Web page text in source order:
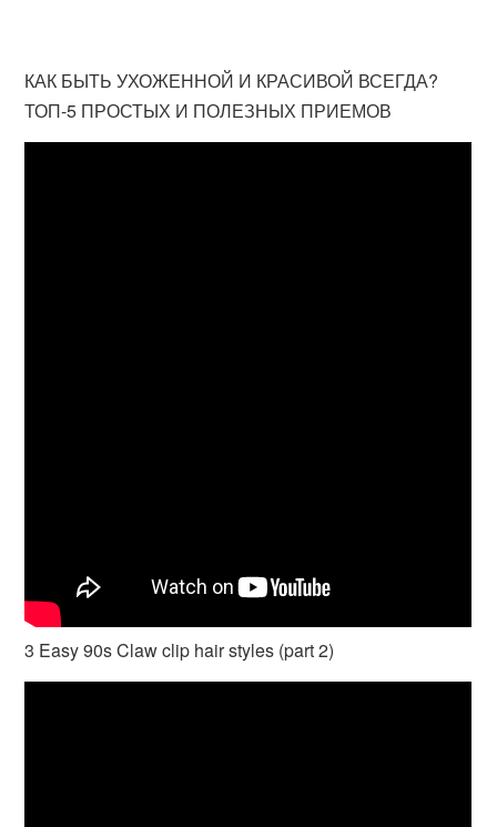
КАК БЫТЬ УХОЖЕННОЙ И КРАСИВОЙ ВСЕГДА?
ТОП-5 ПРОСТЫХ И ПОЛЕЗНЫХ ПРИЕМОВ
3 Easy 90s Claw clip hair styles (part 2)